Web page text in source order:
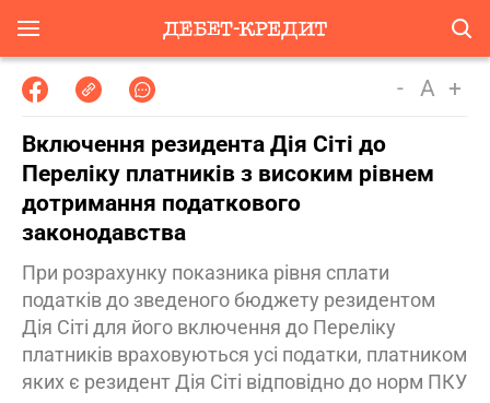
- A +
Включення резидента Дія Сіті до
Переліку платників з високим рівнем
дотримання податкового
законодавства
При розрахунку показника рівня сплати
податків до зведеного бюджету резидентом
Дія Сіті для його включення до Переліку
платників враховуються усі податки, платником
яких є резидент Дія Сіті відповідно до норм ПКУ